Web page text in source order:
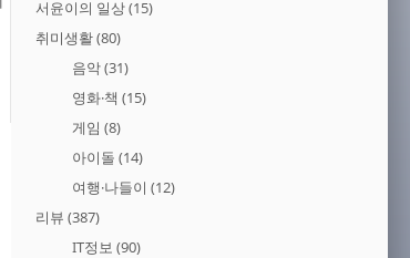
서윤이의 일상(15)
취미생활(80)
음악(31)
영화·책 (15)
게임 (8)
아이돌 (14)
여행·나들이 (12)
리뷰 (387)
IT정보 (90)